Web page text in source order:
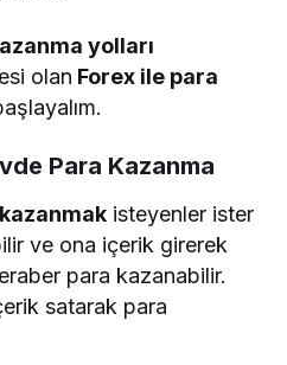
yolları
olan Forex ile para
Para Kazanma
isteyenler ister
ve ona içerik girerek
para kazanabilir.
satarak para